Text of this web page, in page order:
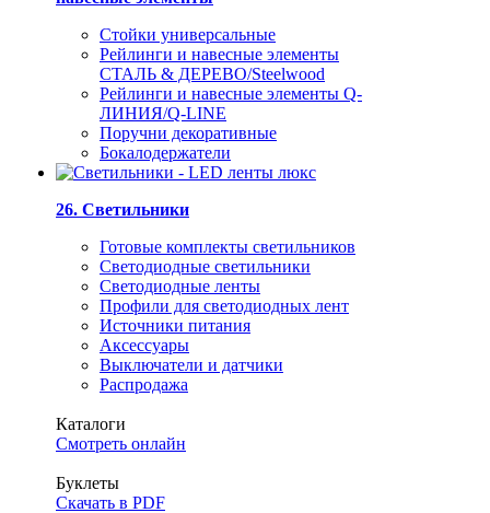
Стойки универсальные
Рейлинги и навесные элементы
СТАЛЬ & ДЕРЕВО/Steelwood
Рейлинги и навесные элементы Q-
ЛИНИЯ/Q-LINE
Поручни декоративные
Бокалодержатели
26. Светильники
Готовые комплекты светильников
Светодиодные светильники
Светодиодные ленты
Профили для светодиодных лент
Источники питания
Аксессуары
Выключатели и датчики
Распродажа
Каталоги
Смотреть онлайн
Буклеты
Скачать в PDF